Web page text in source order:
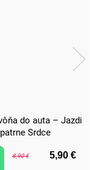
do auta – Jazdi
Srdce
8,90 € 5,90 €